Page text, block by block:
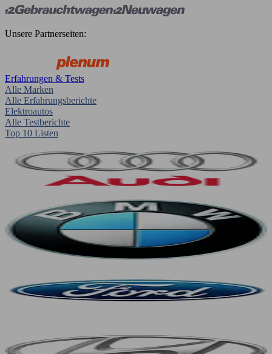
Unsere Partnerseiten:
Erfahrungen & Tests
Alle Marken
Alle Erfahrungsberichte
Elektroautos
Alle Testberichte
Top 10 Listen